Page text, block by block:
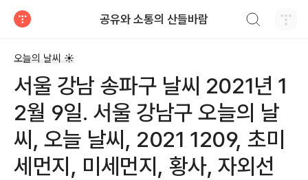
공유와 소통의 산들바람
오늘의 날씨 ☀
서울 강남 송파구 날씨 2021년 1
2월 9일. 서울 강남구 오늘의 날
씨, 오늘 날씨, 2021 1209, 초미
세먼지, 미세먼지, 황사, 자외선